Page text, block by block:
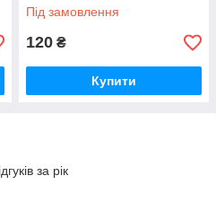
Під замовлення
120 ₴
Купити
за рік